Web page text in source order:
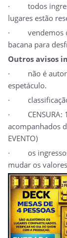
· todos
lugares estão
· vendemos
bacana para
Outros avisos
· não é
espetáculo.
· classificação
· CENSURA:
acompanhados
EVENTO)
· os ingressos
mudar os